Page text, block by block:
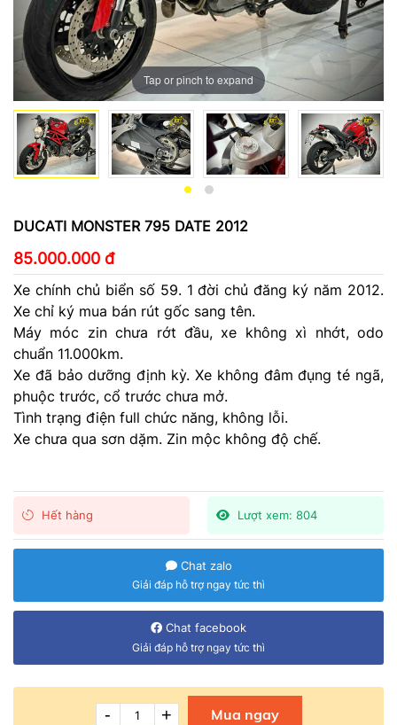
Tap or pinch to expand
DUCATI MONSTER 795 DATE 2012
85.000.000 đ
Xe chính chủ biển số 59. 1 đời chủ đăng ký năm 2012.
Xe chỉ ký mua bán rút gốc sang tên.
Máy móc zin chưa rớt đầu, xe không xì nhớt, odo
chuẩn 11.000km.
Xe đã bảo dưỡng định kỳ. Xe không đâm đụng té ngã,
phuộc trước, cổ trước chưa mở.
Tình trạng điện full chức năng, không lỗi.
Xe chưa qua sơn dặm. Zin mộc không độ chế.
Hết hàng Lượt xem: 804
Chat zalo
Giải đáp hỗ trợ ngay tức thì
Chat facebook
Giải đáp hỗ trợ ngay tức thì
- + Mua ngay